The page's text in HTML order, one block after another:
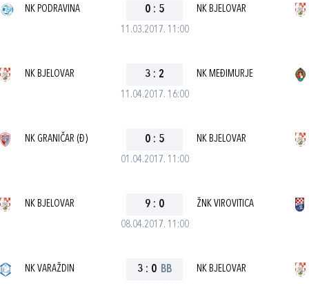
11.03.2017. 11:00
NK PODRAVINA 0 : 5 NK BJELOVAR
11.04.2017. 16:00
NK BJELOVAR 3 : 2 NK MEĐIMURJE
01.04.2017. 11:00
NK GRANIČAR (Đ) 0 : 5 NK BJELOVAR
08.04.2017. 11:00
NK BJELOVAR 9 : 0 ŽNK VIROVITICA
NK VARAŽDIN 3 : 0 BB NK BJELOVAR